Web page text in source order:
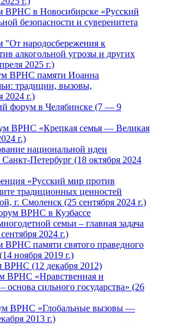
ВРНС в Новосибирске «Русский
безопасности и суверенитета
"От народосбережения к
алкогольной угрозы и других
2025 г.)
ВРНС памяти Иоанна
традиции, вызовы,
2024 г.)
форум в Челябинске (7 — 9
ВРНС «Крепкая семья — Великая
г.)
национальной идеи
Петербург (18 октября 2024
«Русский мир против
традиционных ценностей
г. Смоленск (25 сентября 2024 г.)
ВРНС в Кузбассе
семьи – главная задача
2024 г.)
ВРНС памяти святого праведного
ноября 2019 г.)
ВРНС (12 декабря 2012)
ВРНС «Нравственная и
основа сильного государства» (26
ВРНС «Глобальные вызовы —
2013 г.)